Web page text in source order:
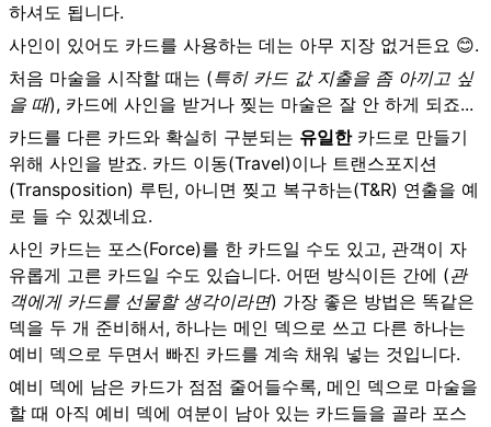
하셔도 됩니다.
사인이 있어도 카드를 사용하는 데는 아무 지장 없거든요 😊.
처음 마술을 시작할 때는 (특히 카드 값 지출을 좀 아끼고 싶
을 때), 카드에 사인을 받거나 찢는 마술은 잘 안 하게 되죠...
카드를 다른 카드와 확실히 구분되는 유일한카드로 만들기
위해 사인을 받죠. 카드 이동(Travel)이나 트랜스포지션
(Transposition) 루틴, 아니면 찢고 복구하는(T&R) 연출을 예
로 들 수 있겠네요.
사인 카드는 포스(Force)를 한 카드일 수도 있고, 관객이 자
유롭게 고른 카드일 수도 있습니다. 어떤 방식이든 간에 (관
객에게 카드를 선물할 생각이라면) 가장 좋은 방법은 똑같은
덱을 두 개 준비해서, 하나는 메인 덱으로 쓰고 다른 하나는
예비 덱으로 두면서 빠진 카드를 계속 채워 넣는 것입니다.
예비 덱에 남은 카드가 점점 줄어들수록, 메인 덱으로 마술을
할 때 아직 예비 덱에 여분이 남아 있는 카드들을 골라 포스